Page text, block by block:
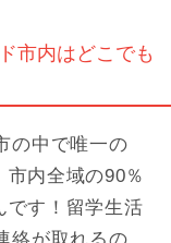
市内はどこでも
の中で唯一の
市内全域の90％
です！留学生活
絡が取れるの